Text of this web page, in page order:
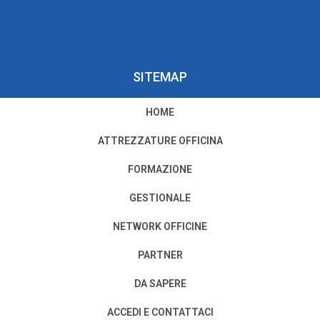
SITEMAP
HOME
ATTREZZATURE OFFICINA
FORMAZIONE
GESTIONALE
NETWORK OFFICINE
PARTNER
DA SAPERE
ACCEDI E CONTATTACI
PRIVACY E COOKIE POLICY
Cookie Policy
Il nostro Codice Etico
PER MODIFICHE O CANCELLAZIONI
PRIVACY@AUTODISITALIA.IT